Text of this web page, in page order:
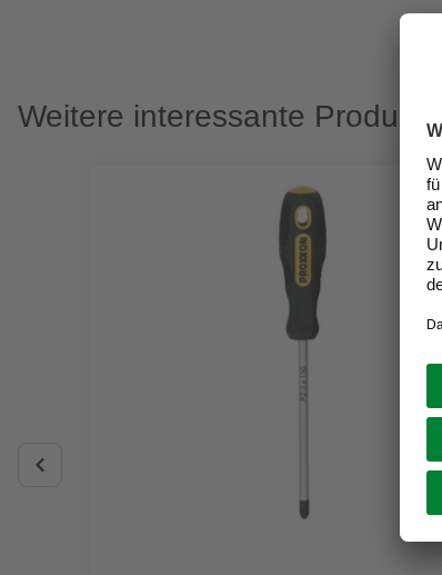
Weitere interessante Produkte